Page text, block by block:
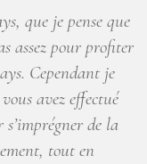
que je pense que
assez pour profiter
Cependant je
avez effectué
de la
tout en